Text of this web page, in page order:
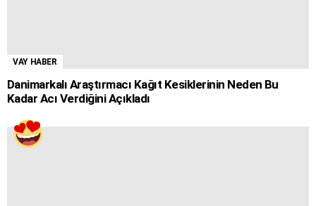
VAY HABER
Danimarkalı Araştırmacı Kağıt Kesiklerinin Neden Bu
Kadar Acı Verdiğini Açıkladı